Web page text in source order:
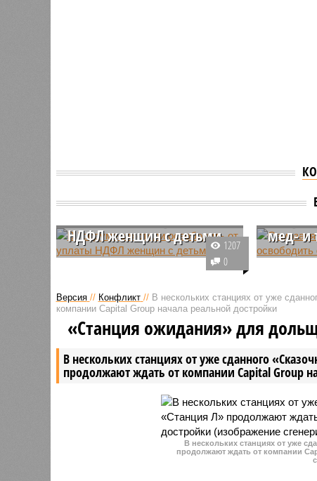
В Госдуме захотели
НДФЛ женщин с детьми
Сергей Миронов, возглавляющий
фракцию «Справедливая Россия
Александром Бабаковым,
занимающим пост вице-спикера
Госдумы, планируют
который освободит от НДФЛ
женщин, имеющих детей.
1207
0
мед- и
На
Версия // Конфликт // В нескольких станциях от уже
компании Capital Group начала реальной достройки
В нескольких станциях от уже сданного
продолжают ждать от компании Capital Group
«Станция ожидания» для
В нескольких станциях от уже
продолжают ждать от компании